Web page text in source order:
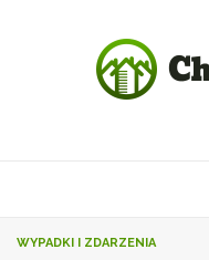
WYPADKI I ZDARZENIA